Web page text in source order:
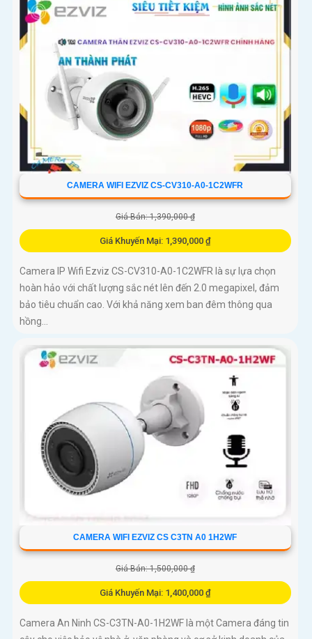
CAMERA WIFI EZVIZ CS-CV310-A0-1C2WFR
Giá Bán: 1,390,000 ₫
Giá Khuyến Mại: 1,390,000 ₫
Camera IP Wifi Ezviz CS-CV310-A0-1C2WFR là sự lựa chọn
hoàn hảo với chất lượng sắc nét lên đến 2.0 megapixel, đảm
bảo tiêu chuẩn cao. Với khả năng xem ban đêm thông qua
hồng...
CAMERA WIFI EZVIZ CS C3TN A0 1H2WF
Giá Bán: 1,500,000 ₫
Giá Khuyến Mại: 1,400,000 ₫
Camera An Ninh CS-C3TN-A0-1H2WF là một Camera đáng tin